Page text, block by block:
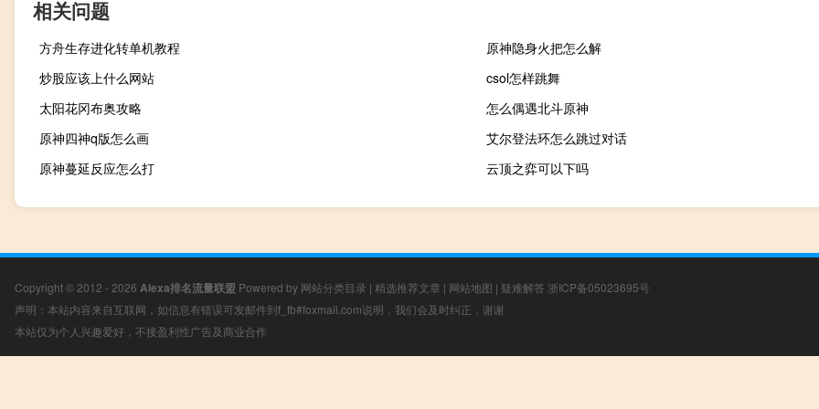
相关问题
方舟生存进化转单机教程
原神隐身火把怎么解
炒股应该上什么网站
csol怎样跳舞
太阳花冈布奥攻略
怎么偶遇北斗原神
原神四神q版怎么画
艾尔登法环怎么跳过对话
原神蔓延反应怎么打
云顶之弈可以下吗
Copyright © 2012 - 2026 Alexa排名流量联盟 Powered by 网站分类目录 | 精选推荐文章 | 网站地图 | 疑难解答 浙ICP备05023695号
声明：本站内容来自互联网，如信息有错误可发邮件到f_fb#foxmail.com说明，我们会及时纠正，谢谢
本站仅为个人兴趣爱好，不接盈利性广告及商业合作